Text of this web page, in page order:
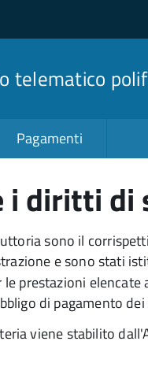
telematico
Pagamenti
i diritti
sono il
e sono stati
prestazioni elencate
di pagamento
viene stabilito